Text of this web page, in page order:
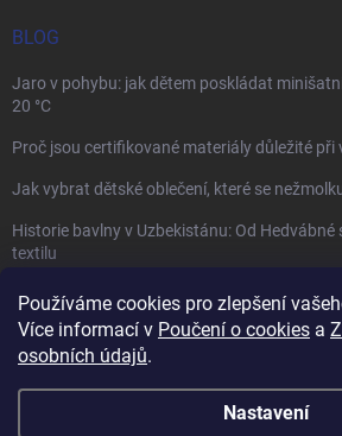
Používáme cookies pro zlepšení
Více informací v Poučení o cookies a
osobních údajů.
Nastavení
BLOG
Jaro v pohybu: jak dětem poskládat
20 °C
Proč jsou certifikované materiály důležité při
Jak vybrat dětské oblečení, které se
Historie bavlny v Uzbekistánu: Od Hedvábné
textilu
Mamazone |